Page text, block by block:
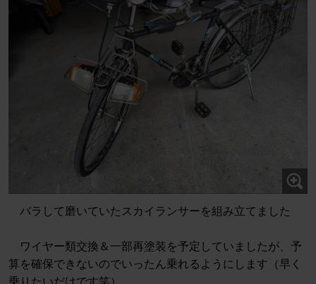
バラして磨いていたスカイランサーを組み立てました
ワイヤー類交換＆一部再塗装を予定していましたが、予
算を確保できないのでいったん乗れるようにします（早く